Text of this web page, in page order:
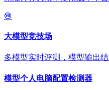
大模型竞技场
多模型实时评测，模型输出
模型个人电脑配置检测器